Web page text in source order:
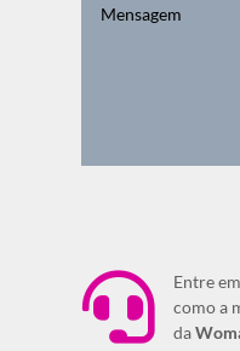

Entre
como a
da